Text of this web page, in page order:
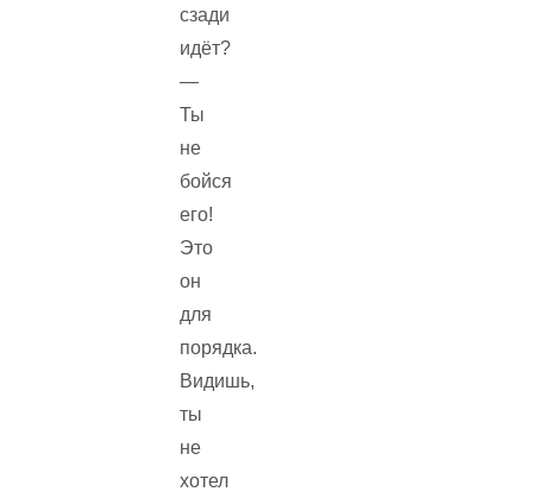
сзади
идёт?
—
Ты
не
бойся
его!
Это
он
для
порядка.
Видишь,
ты
не
хотел